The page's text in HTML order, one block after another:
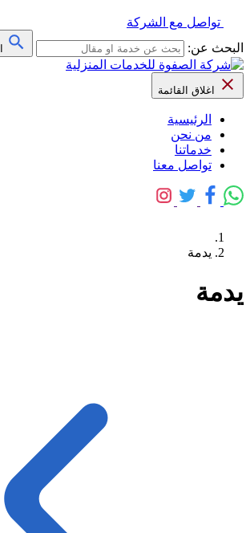
تواصل مع الشركة
البحث عن:
اغلاق القائمة
الرئيسية
من نحن
خدماتنا
تواصل معنا
يدمة
يدمة